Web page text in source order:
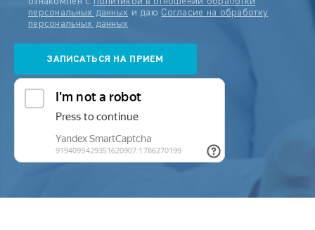
персональных данных и даю Согласие на обработку
персональных данных